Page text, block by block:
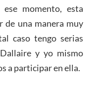
momento, esta
de una manera muy
caso tengo serias
y yo mismo
a participar en ella.